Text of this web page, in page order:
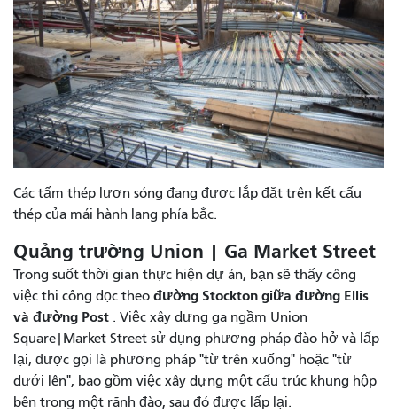
Các tấm thép lượn sóng đang được lắp đặt trên kết cấu
thép của mái hành lang phía bắc.
Quảng trường Union | Ga Market Street
Trong suốt thời gian thực hiện dự án, bạn sẽ thấy công
việc thi công dọc theo đường Stockton giữa đường Ellis
và đường Post . Việc xây dựng ga ngầm Union
Square|Market Street sử dụng phương pháp đào hở và lấp
lại, được gọi là phương pháp "từ trên xuống" hoặc "từ
dưới lên", bao gồm việc xây dựng một cấu trúc khung hộp
bên trong một rãnh đào, sau đó được lấp lại.